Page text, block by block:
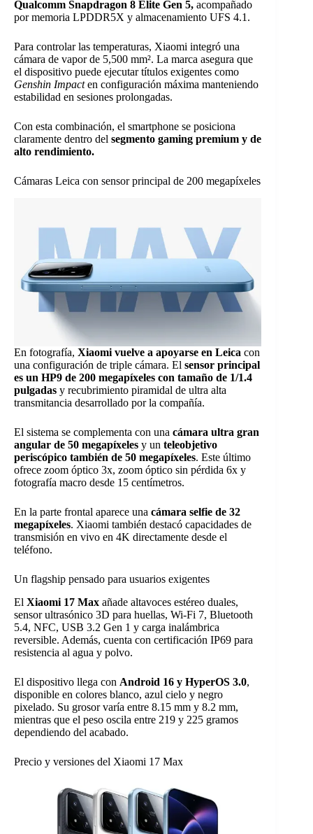
Qualcomm Snapdragon 8 Elite Gen 5, acompañado
por memoria LPDDR5X y almacenamiento UFS 4.1.
Para controlar las temperaturas, Xiaomi integró una
cámara de vapor de 5,500 mm². La marca asegura que
el dispositivo puede ejecutar títulos exigentes como
Genshin Impacten configuración máxima manteniendo
estabilidad en sesiones prolongadas.
Con esta combinación, el smartphone se posiciona
claramente dentro del segmento gaming premium y de
alto rendimiento.
Cámaras Leica con sensor principal de 200 megapíxeles
En fotografía, Xiaomi vuelve a apoyarse en Leica con
una configuración de triple cámara. El sensor principal
es un HP9 de 200 megapíxeles con tamaño de 1/1.4
pulgadas y recubrimiento piramidal de ultra alta
transmitancia desarrollado por la compañía.
El sistema se complementa con una cámara ultra gran
angular de 50 megapíxeles y un teleobjetivo
periscópico también de 50 megapíxeles. Este último
ofrece zoom óptico 3x, zoom óptico sin pérdida 6x y
fotografía macro desde 15 centímetros.
En la parte frontal aparece una cámara selfie de 32
megapíxeles. Xiaomi también destacó capacidades de
transmisión en vivo en 4K directamente desde el
teléfono.
Un flagship pensado para usuarios exigentes
El Xiaomi 17 Max añade altavoces estéreo duales,
sensor ultrasónico 3D para huellas, Wi-Fi 7, Bluetooth
5.4, NFC, USB 3.2 Gen 1 y carga inalámbrica
reversible. Además, cuenta con certificación IP69 para
resistencia al agua y polvo.
El dispositivo llega con Android 16 y HyperOS 3.0,
disponible en colores blanco, azul cielo y negro
pixelado. Su grosor varía entre 8.15 mm y 8.2 mm,
mientras que el peso oscila entre 219 y 225 gramos
dependiendo del acabado.
Precio y versiones del Xiaomi 17 Max